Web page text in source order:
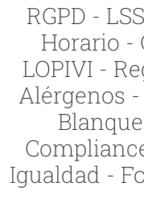
RGPD -
Horario -
LOPIVI -
Alérgenos
Igualdad -